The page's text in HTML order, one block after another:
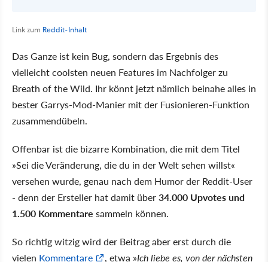
Link zum Reddit-Inhalt
Das Ganze ist kein Bug, sondern das Ergebnis des
vielleicht coolsten neuen Features im Nachfolger zu
Breath of the Wild. Ihr könnt jetzt nämlich beinahe alles in
bester Garrys-Mod-Manier mit der Fusionieren-Funktion
zusammendübeln.
Offenbar ist die bizarre Kombination, die mit dem Titel
Sei die Veränderung, die du in der Welt sehen willst
versehen wurde, genau nach dem Humor der Reddit-User
- denn der Ersteller hat damit über34.000 Upvotes und
1.500 Kommentare sammeln können.
So richtig witzig wird der Beitrag aber erst durch die
vielen Kommentare , etwa Ich liebe es, von der nächsten